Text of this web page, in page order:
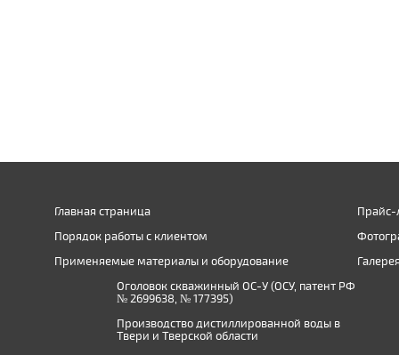
Главная страница
Порядок работы с клиентом
Применяемые материалы и оборудование
Прайс-
Оголовок скважинный ОС-У (ОСУ, патент РФ
№ 2699638, № 177395)
Производство дистиллированной воды в
Твери и Тверской области